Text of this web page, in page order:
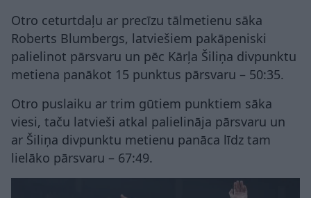
Otro ceturtdaļu ar precīzu tālmetienu sāka
Roberts Blumbergs, latviešiem pakāpeniski
palielinot pārsvaru un pēc Kārļa Šiliņa divpunktu
metiena panākot 15 punktus pārsvaru – 50:35.
Otro puslaiku ar trim gūtiem punktiem sāka
viesi, taču latvieši atkal palielināja pārsvaru un
ar Šiliņa divpunktu metienu panāca līdz tam
lielāko pārsvaru – 67:49.